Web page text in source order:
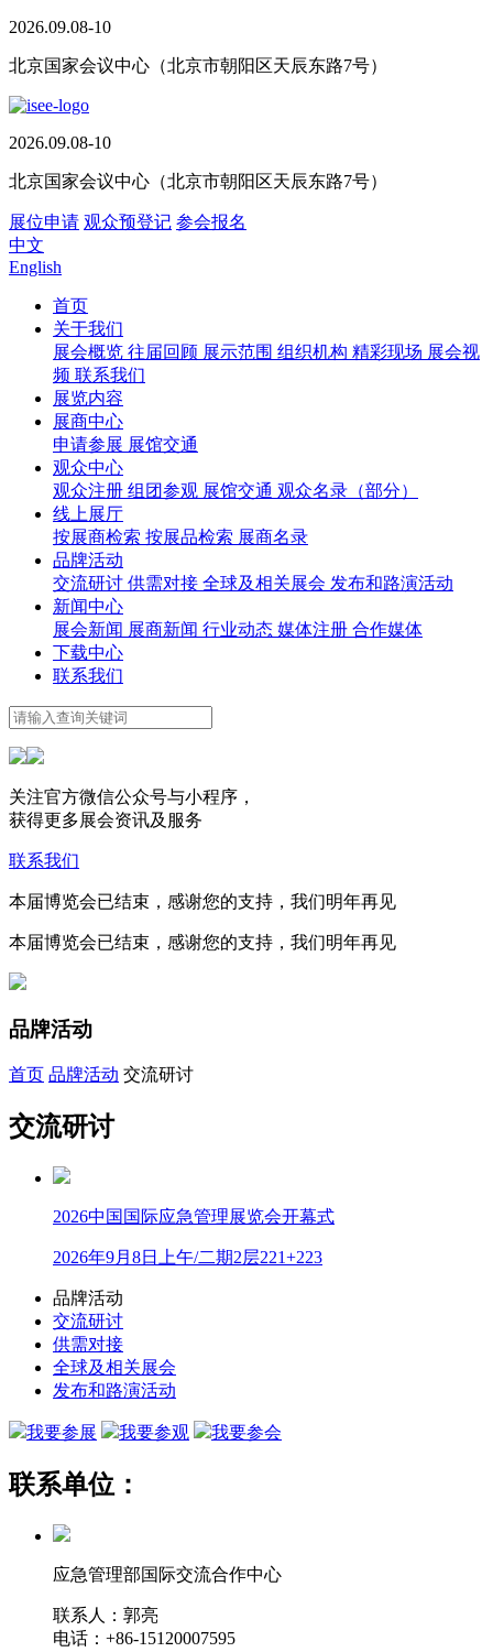
2026.09.08-10
北京国家会议中心（北京市朝阳区天辰东路7号）
2026.09.08-10
北京国家会议中心（北京市朝阳区天辰东路7号）
展位申请 观众预登记 参会报名
中文
English
首页
关于我们
展会概览 往届回顾 展示范围 组织机构 精彩现场 展会视
频 联系我们
展览内容
展商中心
申请参展 展馆交通
观众中心
观众注册 组团参观 展馆交通 观众名录（部分）
线上展厅
按展商检索 按展品检索 展商名录
品牌活动
交流研讨 供需对接 全球及相关展会 发布和路演活动
新闻中心
展会新闻 展商新闻 行业动态 媒体注册 合作媒体
下载中心
联系我们
关注官方微信公众号与小程序，
获得更多展会资讯及服务
联系我们
本届博览会已结束，感谢您的支持，我们明年再见
本届博览会已结束，感谢您的支持，我们明年再见
品牌活动
首页 品牌活动 交流研讨
交流研讨
2026中国国际应急管理展览会开幕式
2026年9月8日上午/二期2层221+223
品牌活动
交流研讨
供需对接
全球及相关展会
发布和路演活动
我要参展 我要参观 我要参会
联系单位：
应急管理部国际交流合作中心
联系人：郭亮
电话：+86-15120007595